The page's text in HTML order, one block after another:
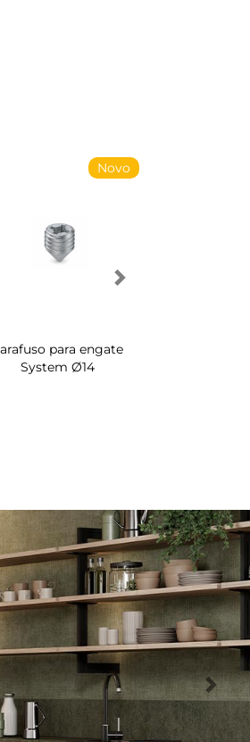
Novo
para engate
System Ø14